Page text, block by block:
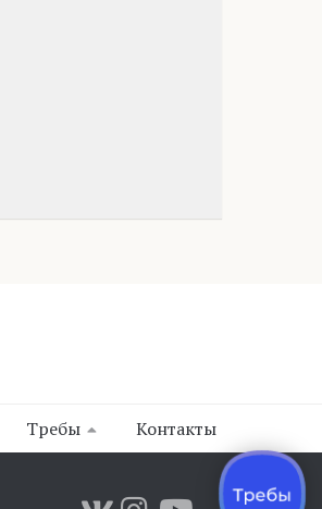
Требы Контакты